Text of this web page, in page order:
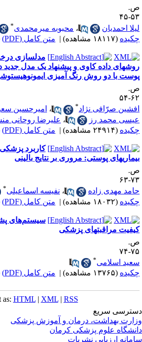
۴۵
احمدیان
،محبوبه میرمحمدی
(۱۸۱۱۷ مشاهده) | متن کامل (PDF) (۴۶۹۷ دریافت)
مدلسازی
داده کاوی و پیشنهاد یک مدل
با دو روش رنگ آمیزی
۵۴
صرّافی نژاد * ،امیرحسین سعید
محمد رز
،علیرضا روحانی
(۲۴۹۱۴ مشاهده) | متن کامل (PDF) (۱۱۸۰۸ دریافت)
کاربرد پزشکی
پوستی: مروری بر نتایج بالینی
۶۳
مهدی زاده
،نفیسه اسماعیلی
(۱۸۰۳۲ مشاهده) | متن کامل (PDF) (۷۵۱۸ دریافت)
سیستم‌های
مراقبتهای پزشکی
۷۴
اسلامی
(۱۳۷۶۵ مشاهده) | متن کامل (PDF) (۴۲۷۶ دریافت)
as:HTML |XML |RSS
سریع
بهداشت، درمان و آموزش پزشکی
علوم پزشکی کرمان
ارزیابی نشریات